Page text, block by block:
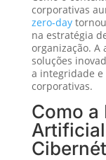
corporativas
zero-day
na estratégia
organização. A
soluções
a integridade
corporativas.
Como a